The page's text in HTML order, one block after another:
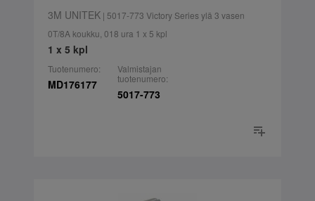
3M UNITEK| 5017-773 Victory Series ylä 3 vasen
0T/8A koukku, 018 ura 1 x 5 kpl
1 x 5 kpl
Tuotenumero:
MD176177
Valmistajan
tuotenumero:
5017-773